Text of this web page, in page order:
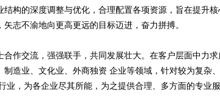
构的深度调整与优化，合理配置各项资源，旨在提升核
志不渝地向更高更远的目标迈进，奋力拼搏。
作交流，强强联手，共同发展壮大。在客户层面中力
造业、文化业、外商独资 企业等领域，针对较为复杂
，为各企业尽其所能，为之提供合理、多方面的专业服